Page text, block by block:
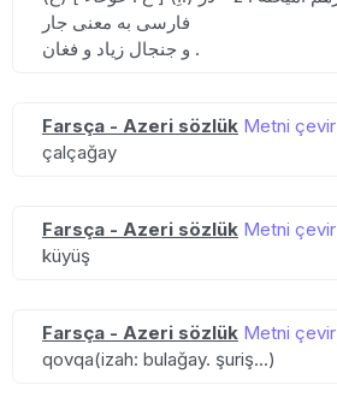
فارسی به معنی جار
و جنجال زیاد و فغان .
Farsça - Azeri sözlük Metni çevir
çalçağay
Farsça - Azeri sözlük Metni çevir
küyüş
Farsça - Azeri sözlük Metni çevir
qovqa(izah: bulağay. şuriş...)